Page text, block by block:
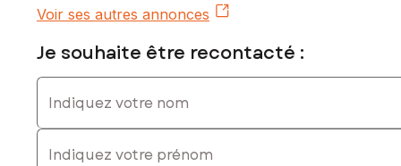
Voir ses autres annonces
Je souhaite être recontacté :
Indiquez votre nom
Indiquez votre prénom